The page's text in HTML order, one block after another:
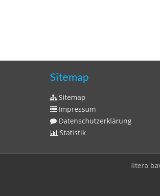
Sitemap
Sitemap
Impressum
Datenschutzerklärung
Statistik
litera